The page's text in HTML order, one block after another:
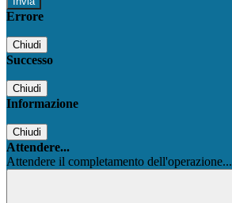
Errore
Chiudi
Successo
Chiudi
Informazione
Chiudi
Attendere...
Attendere il completamento dell'operazione...